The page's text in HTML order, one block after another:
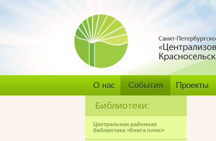
О нас События Проекты
Библиотеки:
Центральная районная
библиотека «Книга плюс»